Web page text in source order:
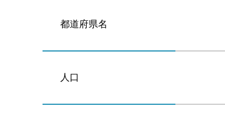
都道府県名
人口